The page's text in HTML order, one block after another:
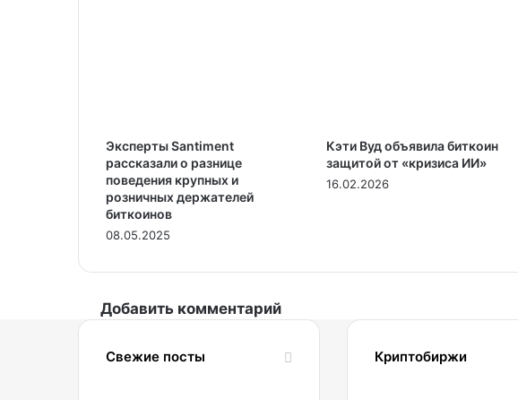
Эксперты Santiment
рассказали о разнице
поведения крупных и
розничных держателей
биткоинов
08.05.2025
Кэти Вуд объявила биткоин
защитой от «кризиса ИИ»
16.02.2026
Добавить комментарий
Свежие посты Криптобиржи